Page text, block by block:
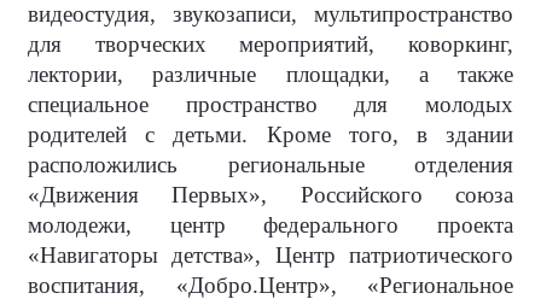
видеостудия, звукозаписи, мультипространство
для творческих мероприятий, коворкинг,
лектории, различные площадки, а также
специальное пространство для молодых
родителей с детьми. Кроме того, в здании
расположились региональные отделения
«Движения Первых», Российского союза
молодежи, центр федерального проекта
«Навигаторы детства», Центр патриотического
воспитания, «Добро.Центр», «Региональное